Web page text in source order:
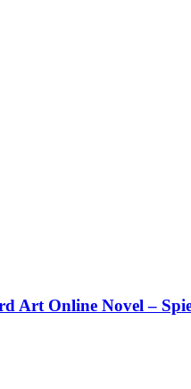
Art Online Novel –